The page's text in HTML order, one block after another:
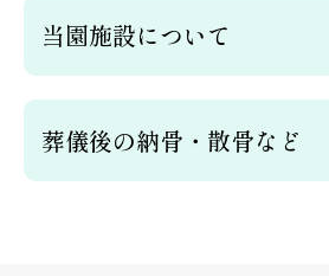
当園施設について
葬儀後の納骨・散骨など